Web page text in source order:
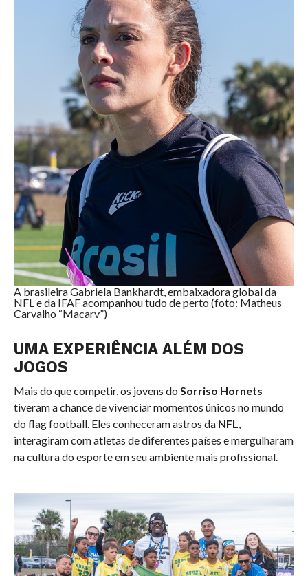
A brasileira Gabriela Bankhardt, embaixadora global da
NFL e da IFAF acompanhou tudo de perto (foto: Matheus
Carvalho “Macarv”)
UMA EXPERIÊNCIA ALÉM DOS
JOGOS
Mais do que competir, os jovens do Sorriso Hornets
tiveram a chance de vivenciar momentos únicos no mundo
do flag football. Eles conheceram astros da NFL
interagiram com atletas de diferentes países e mergulharam
na cultura do esporte em seu ambiente mais profissional.